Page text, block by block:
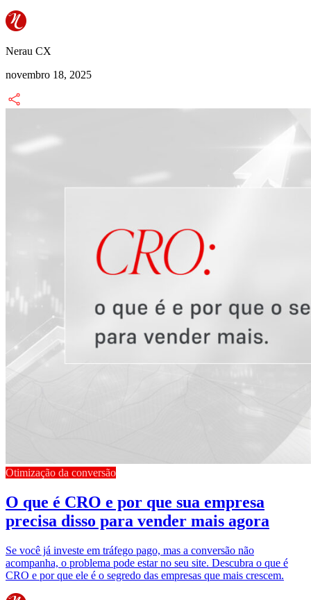
Nerau CX
novembro 18, 2025
Otimização da conversão
O que é CRO e por que sua empresa
precisa disso para vender mais agora
Se você já investe em tráfego pago, mas a conversão não
acompanha, o problema pode estar no seu site. Descubra o que é
CRO e por que ele é o segredo das empresas que mais crescem.